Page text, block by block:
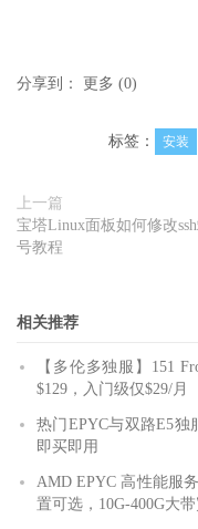
分享到： 更多 (0)
标签： 安装
上一篇
宝塔Linux面板如何修改ssh
号教程
相关推荐
【多伦多独服】151
$129，入门级仅$29/月
热门EPYC与双路E5独
即买即用
AMD EPYC 高性能服
置可选，10G-400G大